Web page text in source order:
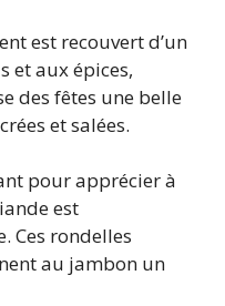
est recouvert d’un
et aux épices,
des fêtes une belle
et salées.
pour apprécier à
est
Ces rondelles
au jambon un